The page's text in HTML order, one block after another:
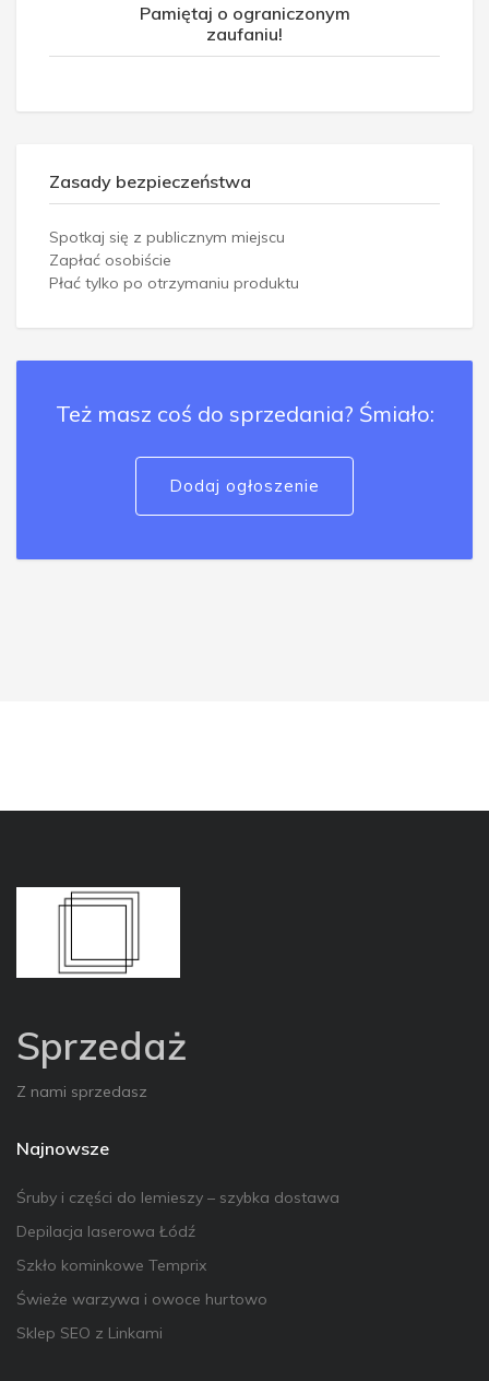
Pamiętaj o ograniczonym
zaufaniu!
Zasady bezpieczeństwa
Spotkaj się z publicznym miejscu
Zapłać osobiście
Płać tylko po otrzymaniu produktu
Też masz coś do sprzedania? Śmiało:
Dodaj ogłoszenie
Sprzedaż
Z nami sprzedasz
Najnowsze
Śruby i części do lemieszy – szybka dostawa
Depilacja laserowa Łódź
Szkło kominkowe Temprix
Świeże warzywa i owoce hurtowo
Sklep SEO z Linkami